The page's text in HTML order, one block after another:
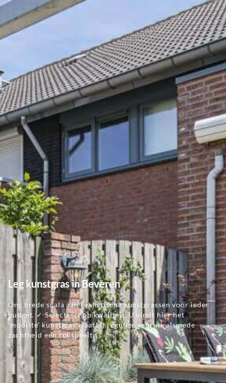
Leg kunstgras in Beveren
Ons brede scala aan realistische kunstgrassen voor ieder
budget. ✓ Selecteert op kwaliteit. U vindt hier het
'mooiste' kunstgras waarbij regulier gebruik alsmede
zachtheid een rol speelt.